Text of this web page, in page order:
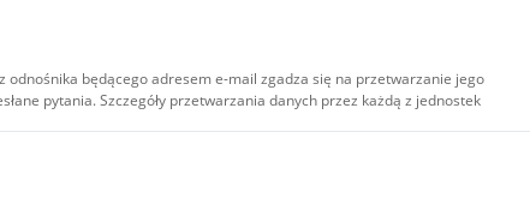
będącego adresem e-mail zgadza się na przetwarzanie jego
pytania. Szczegóły przetwarzania danych przez każdą z jednostek